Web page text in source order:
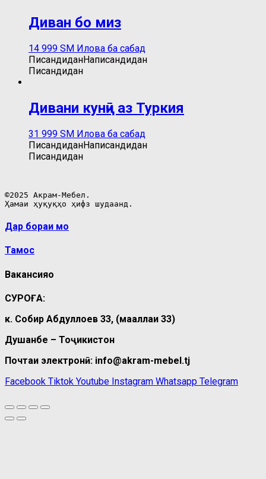
Диван бо миз
14 999 ЅМ Илова ба сабад
ПисандиданНаписандидан
Писандидан
Дивани кунҷӣ аз Туркия
31 999 ЅМ Илова ба сабад
ПисандиданНаписандидан
Писандидан
©2025 Акрам-Мебел.
Ҳамаи ҳуқуқҳо ҳифз шудаанд.
Дар бораи мо
Тамос
Вакансияҳо
СУРОҒА:
к. Собир Абдуллоев 33, (маҳаллаи 33)
Душанбе – Тоҷикистон
Почтаи электронӣ: info@akram-mebel.tj
Facebook Tiktok Youtube Instagram Whatsapp Telegram